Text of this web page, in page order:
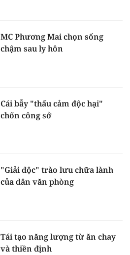
MC Phương Mai chọn sống
chậm sau ly hôn
Cái bẫy "thấu cảm độc hại"
chốn công sở
"Giải độc" trào lưu chữa lành
của dân văn phòng
Tái tạo năng lượng từ ăn chay
và thiền định